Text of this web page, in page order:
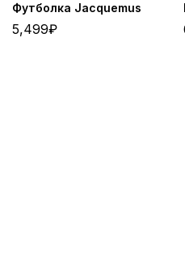
Футболка Jacquemus
5,499₽